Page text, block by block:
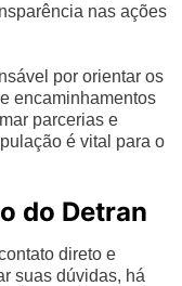
nas ações
por orientar os
encaminhamentos
parcerias e
é vital para o
do Detran
direto e
suas dúvidas, há